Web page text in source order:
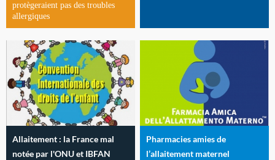
protègeraient pas des troubles
allergiques
Allaitement : la France mal
notée par l'ONU et IBFAN
Pharmacies amies de
l’allaitement maternel